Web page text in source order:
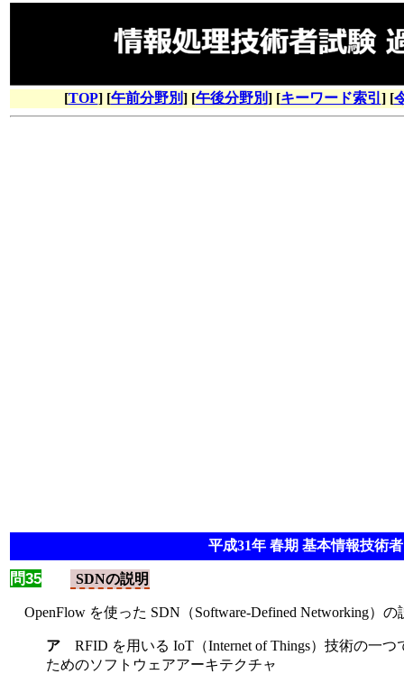
[TOP] [午前分野別] [午後分野別] [キーワード索引 ] [
平成31年 春期 基本情報技術
問35 SDNの説明
OpenFlow を使った SDN（Software-Defined Networking）
ア RFID を用いる IoT（Internet of Things）技術の一
ためのソフトウェアアーキテクチャ